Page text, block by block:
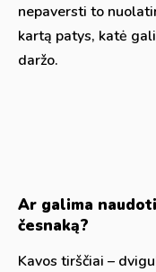
nepaversti to
kartą patys, katė
daržo.
Ar galima
česnaką?
Kavos tirščiai –